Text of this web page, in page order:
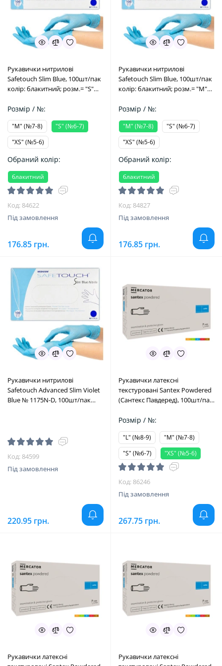
Рукавички нитрилові
Safetouсh Slim Blue, 100шт/пак
колір: блакитний; розм.= "S"
Розмір / №:
"M" (№7-8)
"S" (№6-7)
"XS" (№5-6)
Обраний колір:
блакитний
Код: 84622
Під замовлення
176.85 грн.
Рукавички нитрилові
Safetouсh Slim Blue, 100шт/пак
колір: блакитний; розм.= "M"
Розмір / №:
"M" (№7-8)
"S" (№6-7)
"XS" (№5-6)
Обраний колір:
блакитний
Код: 84827
Під замовлення
176.85 грн.
Рукавички нитрилові
Safetouсh Advanced Slim Violet
Blue № 1175N-D, 100шт/пак
Код: 84599
Під замовлення
220.95 грн.
Рукавички латексні
текстуровані Santex Powdered
(Сантекс Павдеред), 100шт/пак
Medical/Меркатор Медікал)
Розмір / №:
"L" (№8-9)
"M" (№7-8)
"S" (№6-7)
"XS" (№5-6)
Код: 86246
Під замовлення
267.75 грн.
Рукавички латексні
Рукавички латексні